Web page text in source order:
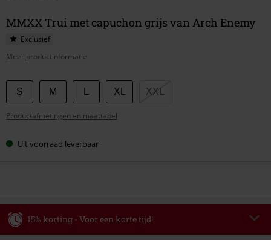
MMXX Trui met capuchon grijs van Arch Enemy
Exclusief
Meer productinformatie
Kies
je
maat
S M XL XXL
Productafmetingen en maattabel
Uit voorraad leverbaar
15% korting - Voor een korte tijd!